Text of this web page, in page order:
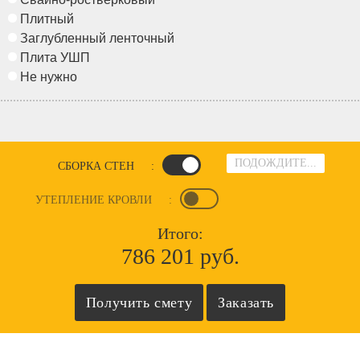
Плитный
Заглубленный ленточный
Плита УШП
Не нужно
ПОДОЖДИТЕ...
СБОРКА СТЕН :
УТЕПЛЕНИЕ КРОВЛИ :
Итого:
786 201 руб.